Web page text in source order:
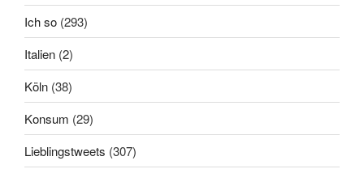
Ich so (293)
Italien (2)
Köln (38)
Konsum (29)
Lieblingstweets (307)